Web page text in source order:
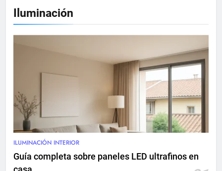
INSTALACIONES ELÉCTRICAS
Sistemas eléctricos para
centros comerciales: diseño y
mantenimiento
INSTALACIONES ELÉCTRICAS
9
Renovación eléctrica en
completa
INSTALACIONES ELÉCTRICAS
Iluminación
ILUMINACIÓN INTERIOR
Guía completa sobre paneles LED ultrafinos en